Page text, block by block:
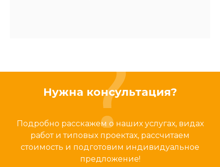
Нужна консультация?
Подробно расскажем о наших услугах, видах
работ и типовых проектах, рассчитаем
стоимость и подготовим индивидуальное
предложение!